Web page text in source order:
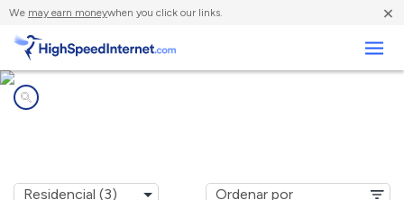
We may earn moneywhen you click our links. ×